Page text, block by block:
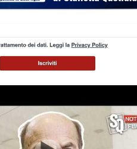
il mercato”'